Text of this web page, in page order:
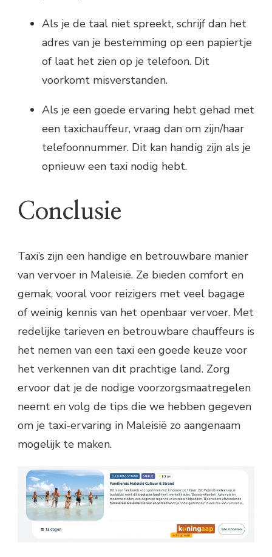
Als je de taal niet spreekt, schrijf dan het
adres van je bestemming op een papiertje
of laat het zien op je telefoon. Dit
voorkomt misverstanden.
Als je een goede ervaring hebt gehad met
een taxichauffeur, vraag dan om zijn/haar
telefoonnummer. Dit kan handig zijn als je
opnieuw een taxi nodig hebt.
Conclusie
Taxi’s zijn een handige en betrouwbare manier
van vervoer in Maleisië. Ze bieden comfort en
gemak, vooral voor reizigers met veel bagage
of weinig kennis van het openbaar vervoer. Met
redelijke tarieven en betrouwbare chauffeurs is
het nemen van een taxi een goede keuze voor
het verkennen van dit prachtige land. Zorg
ervoor dat je de nodige voorzorgsmaatregelen
neemt en volg de tips die we hebben gegeven
om je taxi-ervaring in Maleisië zo aangenaam
mogelijk te maken.